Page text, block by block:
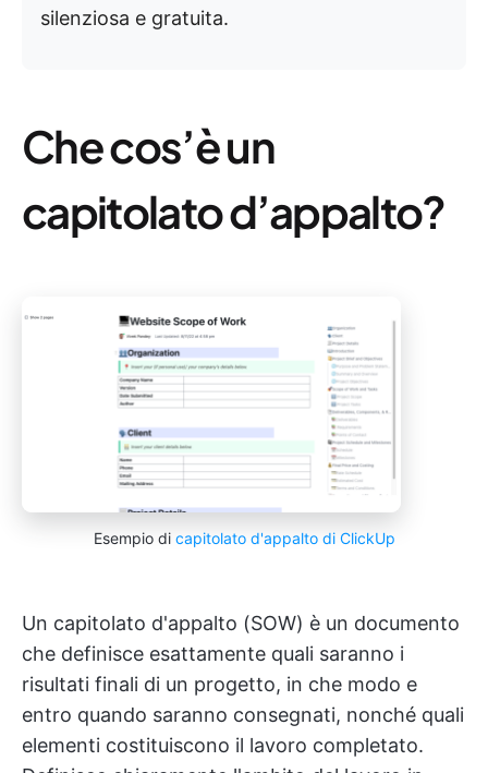
silenziosa e gratuita.
Che cos’è un
capitolato d’appalto?
Esempio di capitolato d'appalto di ClickUp
Un capitolato d'appalto (SOW) è un documento
che definisce esattamente quali saranno i
risultati finali di un progetto, in che modo e
entro quando saranno consegnati, nonché quali
elementi costituiscono il lavoro completato.